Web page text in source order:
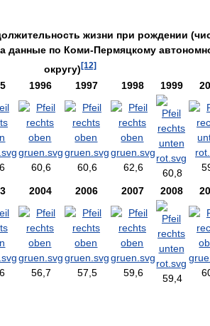
жизни при рождении
данные по Коми-Пермяцкому
округу)[12]
1996 1997 1998 1999
60,6 60,6 62,6 60,8
2004 2006 2007 2008
56,7 57,5 59,6 59,4